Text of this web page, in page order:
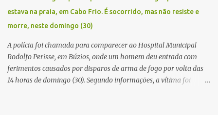
estava na praia, em Cabo Frio. É socorrido, mas não resiste e
morre, neste domingo (30)
A polícia foi chamada para comparecer ao Hospital Municipal
Rodolfo Perisse, em Búzios, onde um homem deu entrada com
ferimentos causados por disparos de arma de fogo por volta das
14 horas de domingo (30). Segundo informações, a vítima foi